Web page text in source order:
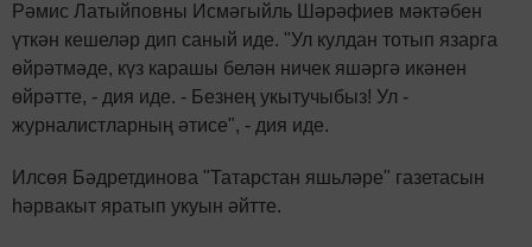
Рәмис Латыйповны Исмәгыйль Шәрәфиев мәктәбен
үткән кешеләр дип саный иде. "Ул кулдан тотып язарга
өйрәтмәде, күз карашы белән ничек яшәргә икәнен
өйрәтте, - дия иде. - Безнең укытучыбыз! Ул -
журналистларның әтисе", - дия иде.
Илсөя Бәдретдинова "Татарстан яшьләре" газетасын
һәрвакыт яратып укуын әйтте.